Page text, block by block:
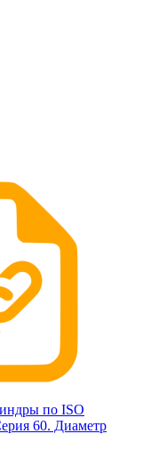
по ISO
60. Диаметр